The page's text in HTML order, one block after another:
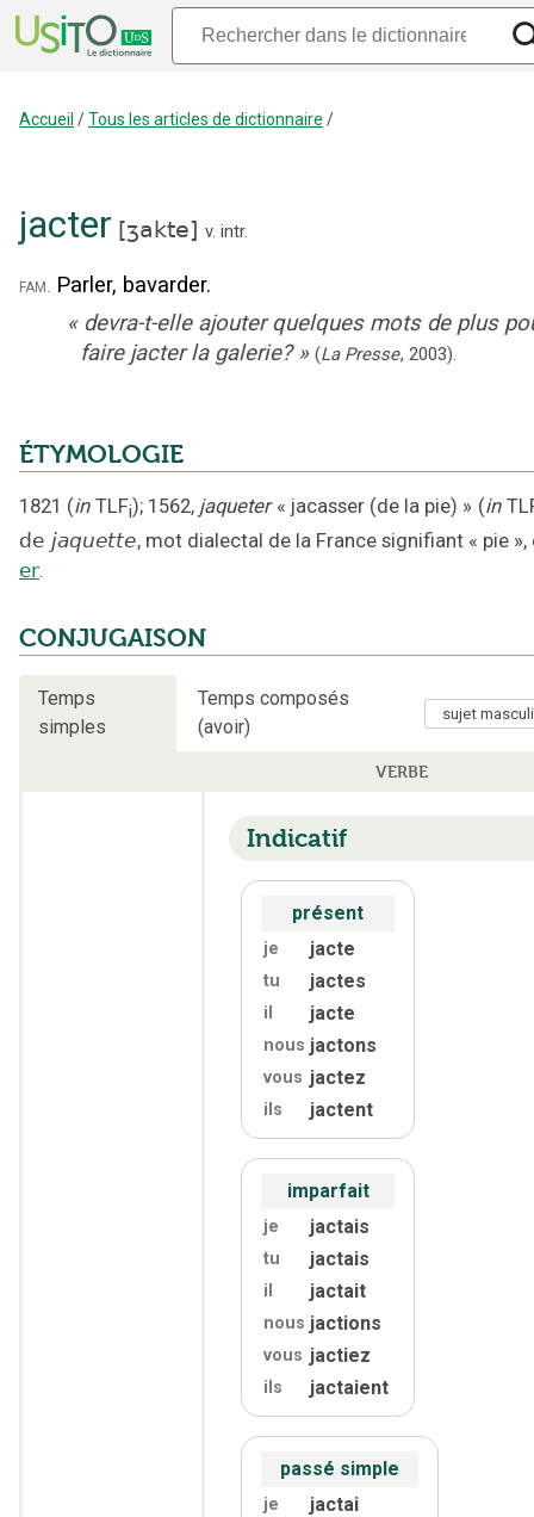
Accueil /Tous les articles de dictionnaire /
jacter [ʒakte] v. intr.
fam. Parler, bavarder.
« devra-t-elle ajouter quelques mots de plus
faire jacter la galerie? » (La Presse, 2003).
ÉTYMOLOGIE
1821 (in TLFi); 1562, jaqueter « jacasser (de la pie) » (in
de jaquette, mot dialectal de la France signifiant « pie »,
er.
CONJUGAISON
Temps
simples
Temps composés
(avoir)
VERBE
Indicatif
présent
je jacte
tu jactes
il jacte
nous jactons
vous jactez
ils jactent
imparfait
je jactais
tu jactais
il jactait
nous jactions
vous jactiez
ils jactaient
passé simple
je jactai